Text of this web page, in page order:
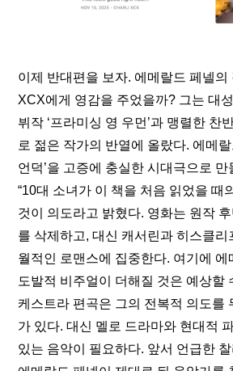
이제 반대편을 보자. 에메랄드 페넬의
XCX에게 영감을 주었을까? 그는 대
뷔작 ‘프라미싱 영 우먼’과 맹렬한 찬
로 젊은 작가의 반열에 올랐다. 에메랄
언덕’을 고증에 충실한 시대극으로
“10대 소녀가 이 책을 처음 읽었을 때
것이 의도라고 밝혔다. 영화는 원작
를 삭제하고, 대신 캐서린과 히스클리
월적인 로맨스에 집중한다. 여기에 에
도발적 비주얼이 더해질 것은 예상할
케스트라 편곡은 그의 전복적 의도를
가 있다. 대신 멜로 드라마와 현대적
있는 음악이 필요하다. 앞서 언급한